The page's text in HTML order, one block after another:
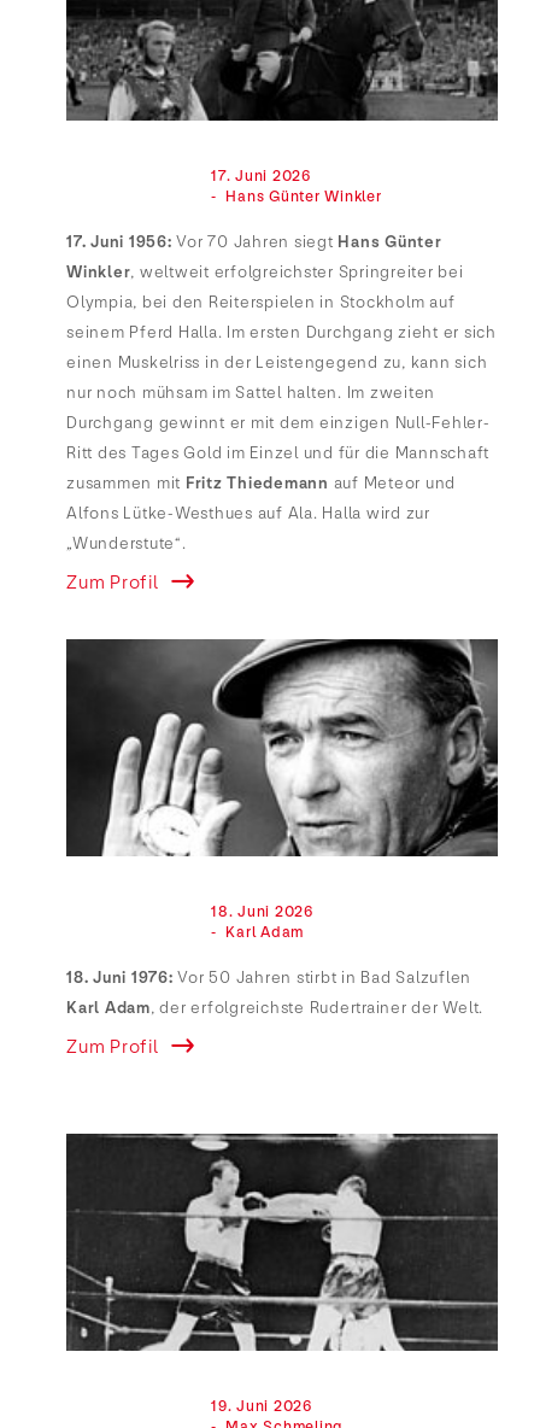
17. Juni 1956: Vor 70 Jahren siegt Hans Günter
Winkler, weltweit erfolgreichster Springreiter bei
Olympia, bei den Reiterspielen in Stockholm auf
seinem Pferd Halla. Im ersten Durchgang zieht er sich
einen Muskelriss in der Leistengegend zu, kann sich
nur noch mühsam im Sattel halten. Im zweiten
Durchgang gewinnt er mit dem einzigen Null-Fehler-
Ritt des Tages Gold im Einzel und für die Mannschaft
zusammen mit Fritz Thiedemann auf Meteor und
Alfons Lütke-Westhues auf Ala. Halla wird zur
„Wunderstute“.
Zum Profil
18. Juni 1976: Vor 50 Jahren stirbt in Bad Salzuflen
Karl Adam, der erfolgreichste Rudertrainer der Welt.
Zum Profil